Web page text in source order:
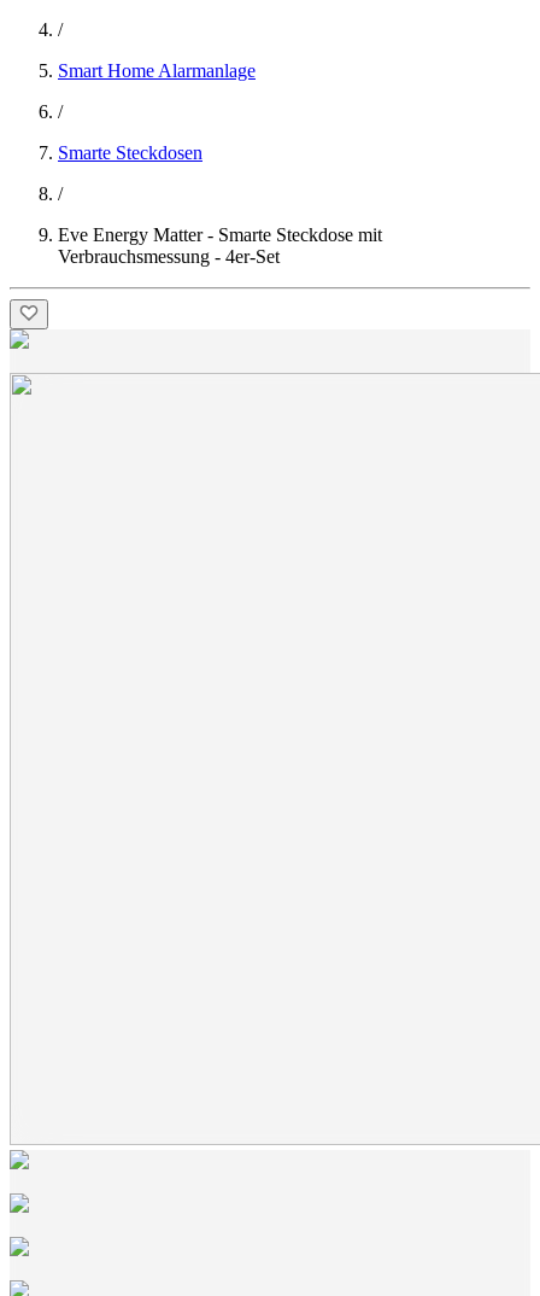
/
Smart Home Alarmanlage
/
Smarte Steckdosen
/
Eve Energy Matter - Smarte Steckdose mit
Verbrauchsmessung - 4er-Set